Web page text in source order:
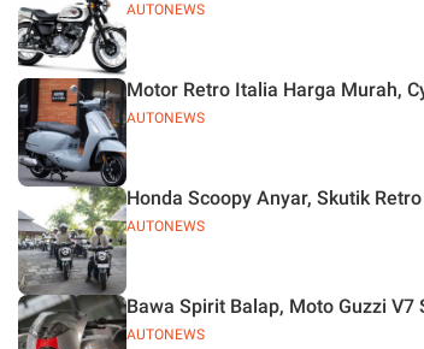
AUTONEWS
AUTONEWS
Motor Retro Italia Harga Murah,
AUTONEWS
Honda Scoopy Anyar, Skutik
AUTONEWS
Bawa Spirit Balap, Moto Guzzi